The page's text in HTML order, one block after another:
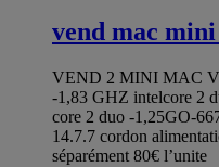
vend mac mini
VEND 2 MINI MAC
-1,83 GHZ intelcore 2
core 2 duo -1,25GO-
14.7.7 cordon
séparément 80€ l’unite